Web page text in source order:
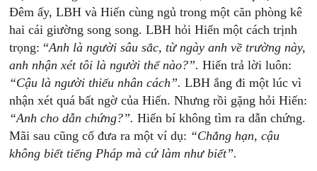
Đêm ấy, LBH và Hiến cùng ngủ trong một căn phòng kê
hai cái giường song song. LBH hỏi Hiến một cách trịnh
trọng: “Anh là người sâu sắc, từ ngày anh về trường này,
anh nhận xét tôi là người thế nào?”. Hiến trả lời luôn:
“Cậu là người thiếu nhân cách”. LBH ắng đi một lúc vì
nhận xét quá bất ngờ của Hiến. Nhưng rồi gặng hỏi Hiến:
“Anh cho dẫn chứng?”. Hiến bí không tìm ra dẫn chứng.
Mãi sau cũng cố đưa ra một ví dụ: “Chẳng hạn, cậu
không biết tiếng Pháp mà cứ làm như biết”.